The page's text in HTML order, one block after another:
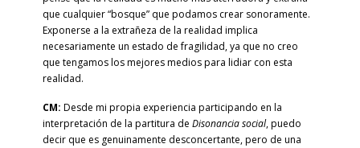
que cualquier “bosque” que podamos crear sonoramente.
Exponerse a la extrañeza de la realidad implica
necesariamente un estado de fragilidad, ya que no creo
que tengamos los mejores medios para lidiar con esta
realidad.
CM: Desde mi propia experiencia participando en la
interpretación de la partitura de Disonancia social, puedo
decir que es genuinamente desconcertante, pero de una